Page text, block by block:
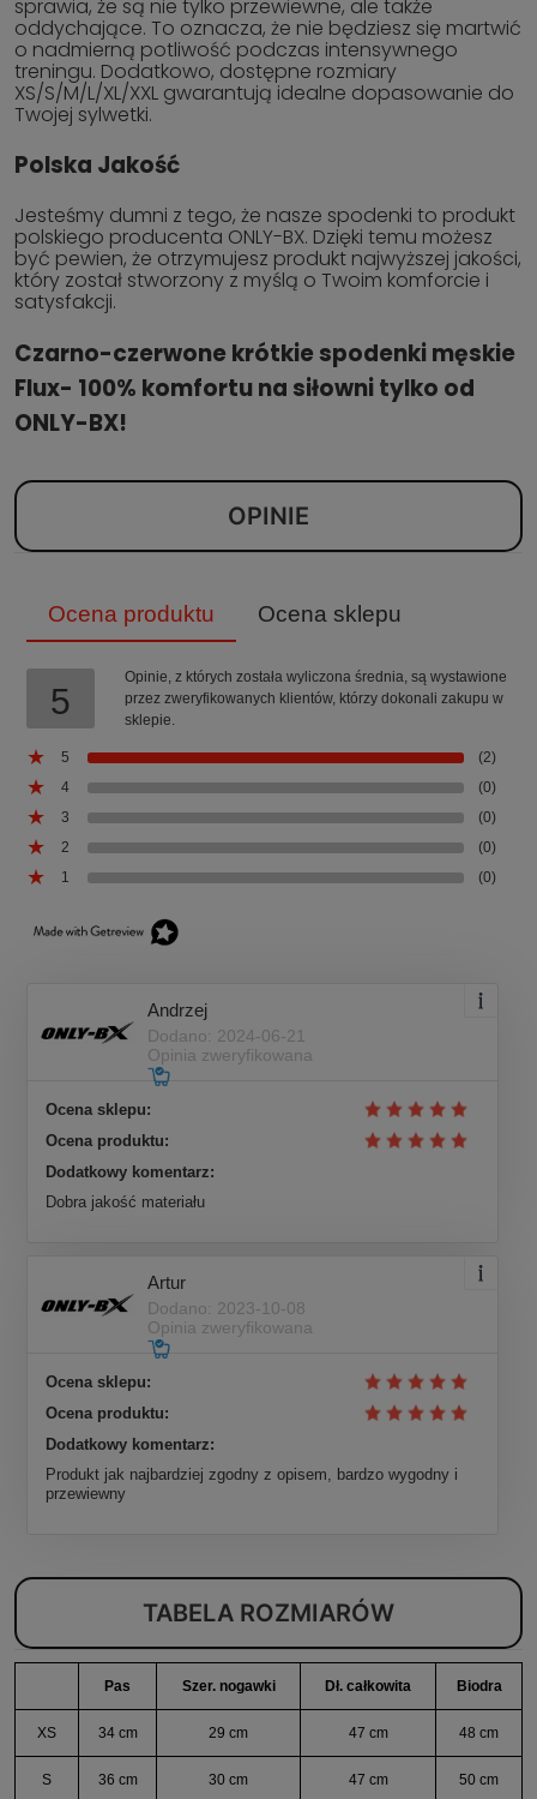
sprawia, że są nie tylko przewiewne, ale także
oddychające. To oznacza, że nie będziesz się martwić
o nadmierną potliwość podczas intensywnego
treningu. Dodatkowo, dostępne rozmiary
XS/S/M/L/XL/XXL gwarantują idealne dopasowanie do
Twojej sylwetki.
Polska Jakość
Jesteśmy dumni z tego, że nasze spodenki to produkt
polskiego producenta ONLY-BX. Dzięki temu możesz
być pewien, że otrzymujesz produkt najwyższej jakości,
który został stworzony z myślą o Twoim komforcie i
satysfakcji.
Czarno-czerwone krótkie spodenki męskie
Flux- 100% komfortu na siłowni tylko od
ONLY-BX!
OPINIE
Ocena produktu Ocena sklepu
5
Opinie, z których została wyliczona średnia, są wystawione
przez zweryfikowanych klientów, którzy dokonali zakupu w
sklepie.
5
(2)
4
(0)
3
(0)
2
(0)
1
(0)
Andrzej
Dodano: 2024-06-21
Opinia zweryfikowana
Ocena sklepu:
Ocena produktu:
Dodatkowy komentarz:
Dobra jakość materiału
Artur
Dodano: 2023-10-08
Opinia zweryfikowana
Ocena sklepu:
Ocena produktu:
Dodatkowy komentarz:
Produkt jak najbardziej zgodny z opisem, bardzo wygodny i
przewiewny
TABELA ROZMIARÓW
Pas Szer. nogawki Dł. całkowita Biodra
XS 34 cm 29 cm 47 cm 48 cm
S 36 cm 30 cm 47 cm 50 cm